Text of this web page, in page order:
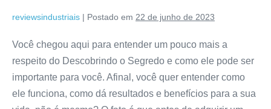
reviewsindustriais | Postado em 22 de junho de 2023
Você chegou aqui para entender um pouco mais a
respeito do Descobrindo o Segredo e como ele pode ser
importante para você. Afinal, você quer entender como
ele funciona, como dá resultados e benefícios para a sua